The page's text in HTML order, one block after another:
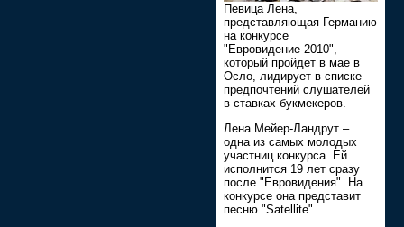
Певица Лена,
представляющая Германию
на конкурсе
"Евровидение-2010",
который пройдет в мае в
Осло, лидирует в списке
предпочтений слушателей
в ставках букмекеров.
Лена Мейер-Ландрут –
одна из самых молодых
участниц конкурса. Ей
исполнится 19 лет сразу
после "Евровидения". На
конкурсе она представит
песню "Satellite".